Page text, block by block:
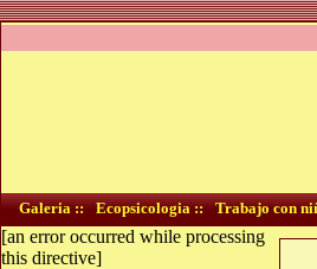
Galeria :: Ecopsicologia :: Trabajo con
[an error occurred while processing
this directive]